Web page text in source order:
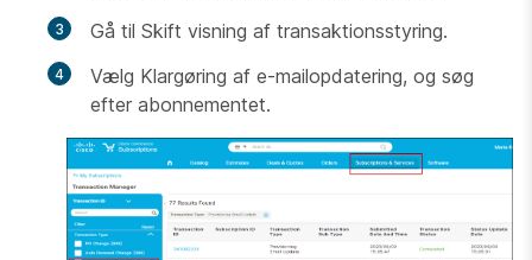
Gå til Skift visning af transaktionsstyring.
Vælg Klargøring af e-mailopdatering, og søg
efter abonnementet.